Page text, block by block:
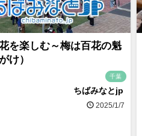
を楽しむ～梅は百花の魁
け）
千葉
ちばみなとjp
2025/1/7